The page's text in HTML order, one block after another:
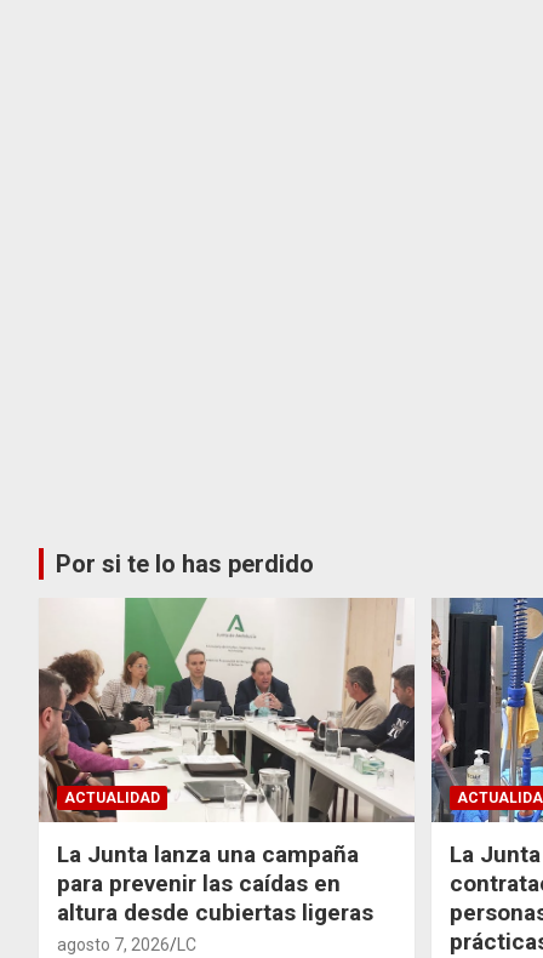
Por si te lo has perdido
ACTUALIDAD
La Junta lanza una campaña
para prevenir las caídas en
altura desde cubiertas ligeras
agosto 7, 2026 LC
La